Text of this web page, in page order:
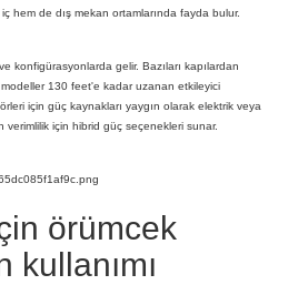
hem de dış mekan ortamlarında fayda bulur.
konfigürasyonlarda gelir. Bazıları kapılardan
130 feet'e kadar uzanan etkileyici
için güç kaynakları yaygın olarak elektrik veya
verimlilik için hibrid güç seçenekleri sunar.
örümcek